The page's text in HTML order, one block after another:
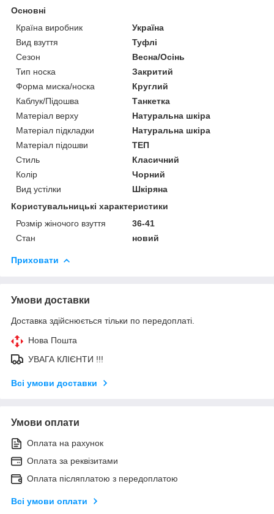
Основні
Країна виробник
Україна
Вид взуття
Туфлі
Сезон
Весна/Осінь
Тип носка
Закритий
Форма миска/носка
Круглий
Каблук/Підошва
Танкетка
Матеріал верху
Натуральна шкіра
Матеріал підкладки
Натуральна шкіра
Матеріал підошви
ТЕП
Стиль
Класичний
Колір
Чорний
Вид устілки
Шкіряна
Користувальницькі характеристики
Розмір жіночого взуття
36-41
Стан
новий
Приховати
Умови доставки
Доставка здійснюється тільки по передоплаті.
Нова Пошта
УВАГА КЛІЄНТИ !!!
Всі умови доставки
Умови оплати
Оплата на рахунок
Оплата за реквізитами
Оплата післяплатою з передоплатою
Всі умови оплати